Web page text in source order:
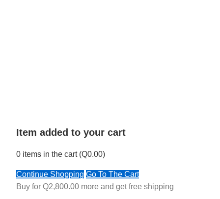
Item added to your cart
0 items in the cart (Q0.00)
Continue Shopping Go To The Cart
Buy for Q2,800.00 more and get free shipping